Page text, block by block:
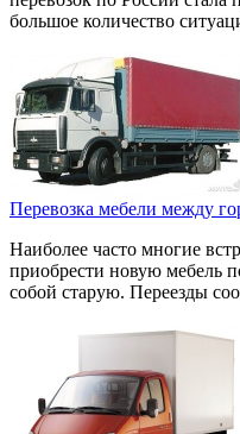
большое количество
Перевозка мебели между
Наиболее часто многие
приобрести новую мебель
собой старую. Переезды